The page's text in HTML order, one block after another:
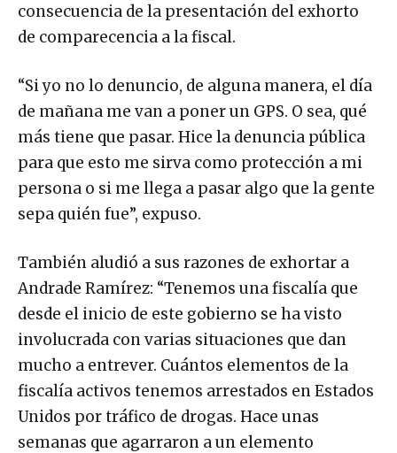
consecuencia de la presentación del exhorto
de comparecencia a la fiscal.
“Si yo no lo denuncio, de alguna manera, el día
de mañana me van a poner un GPS. O sea, qué
más tiene que pasar. Hice la denuncia pública
para que esto me sirva como protección a mi
persona o si me llega a pasar algo que la gente
sepa quién fue”, expuso.
También aludió a sus razones de exhortar a
Andrade Ramírez: “Tenemos una fiscalía que
desde el inicio de este gobierno se ha visto
involucrada con varias situaciones que dan
mucho a entrever. Cuántos elementos de la
fiscalía activos tenemos arrestados en Estados
Unidos por tráfico de drogas. Hace unas
semanas que agarraron a un elemento